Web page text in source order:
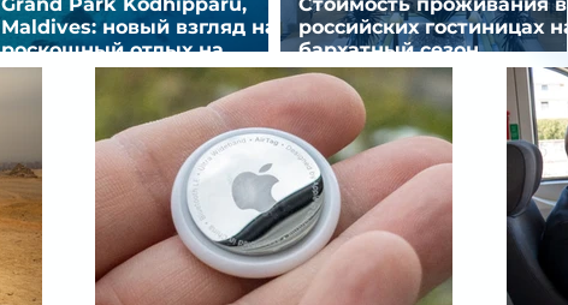
Grand Park Kodhipparu,
Maldives: новый взгляд на
роскошный отдых на
Мальдивах
Стоимость проживания в
российских гостиницах на
бархатный сезон
снизилась на 9%